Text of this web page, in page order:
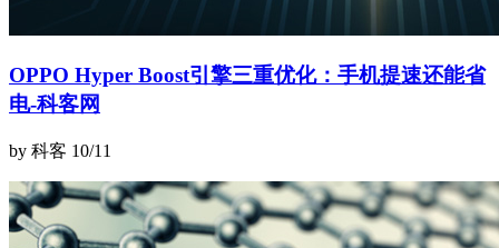
OPPO Hyper Boost引擎三重优化：手机提速还能省
电-科客网
by 科客 10/11